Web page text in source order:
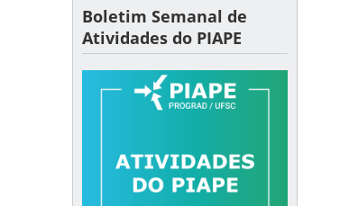
Boletim Semanal de
Atividades do PIAPE